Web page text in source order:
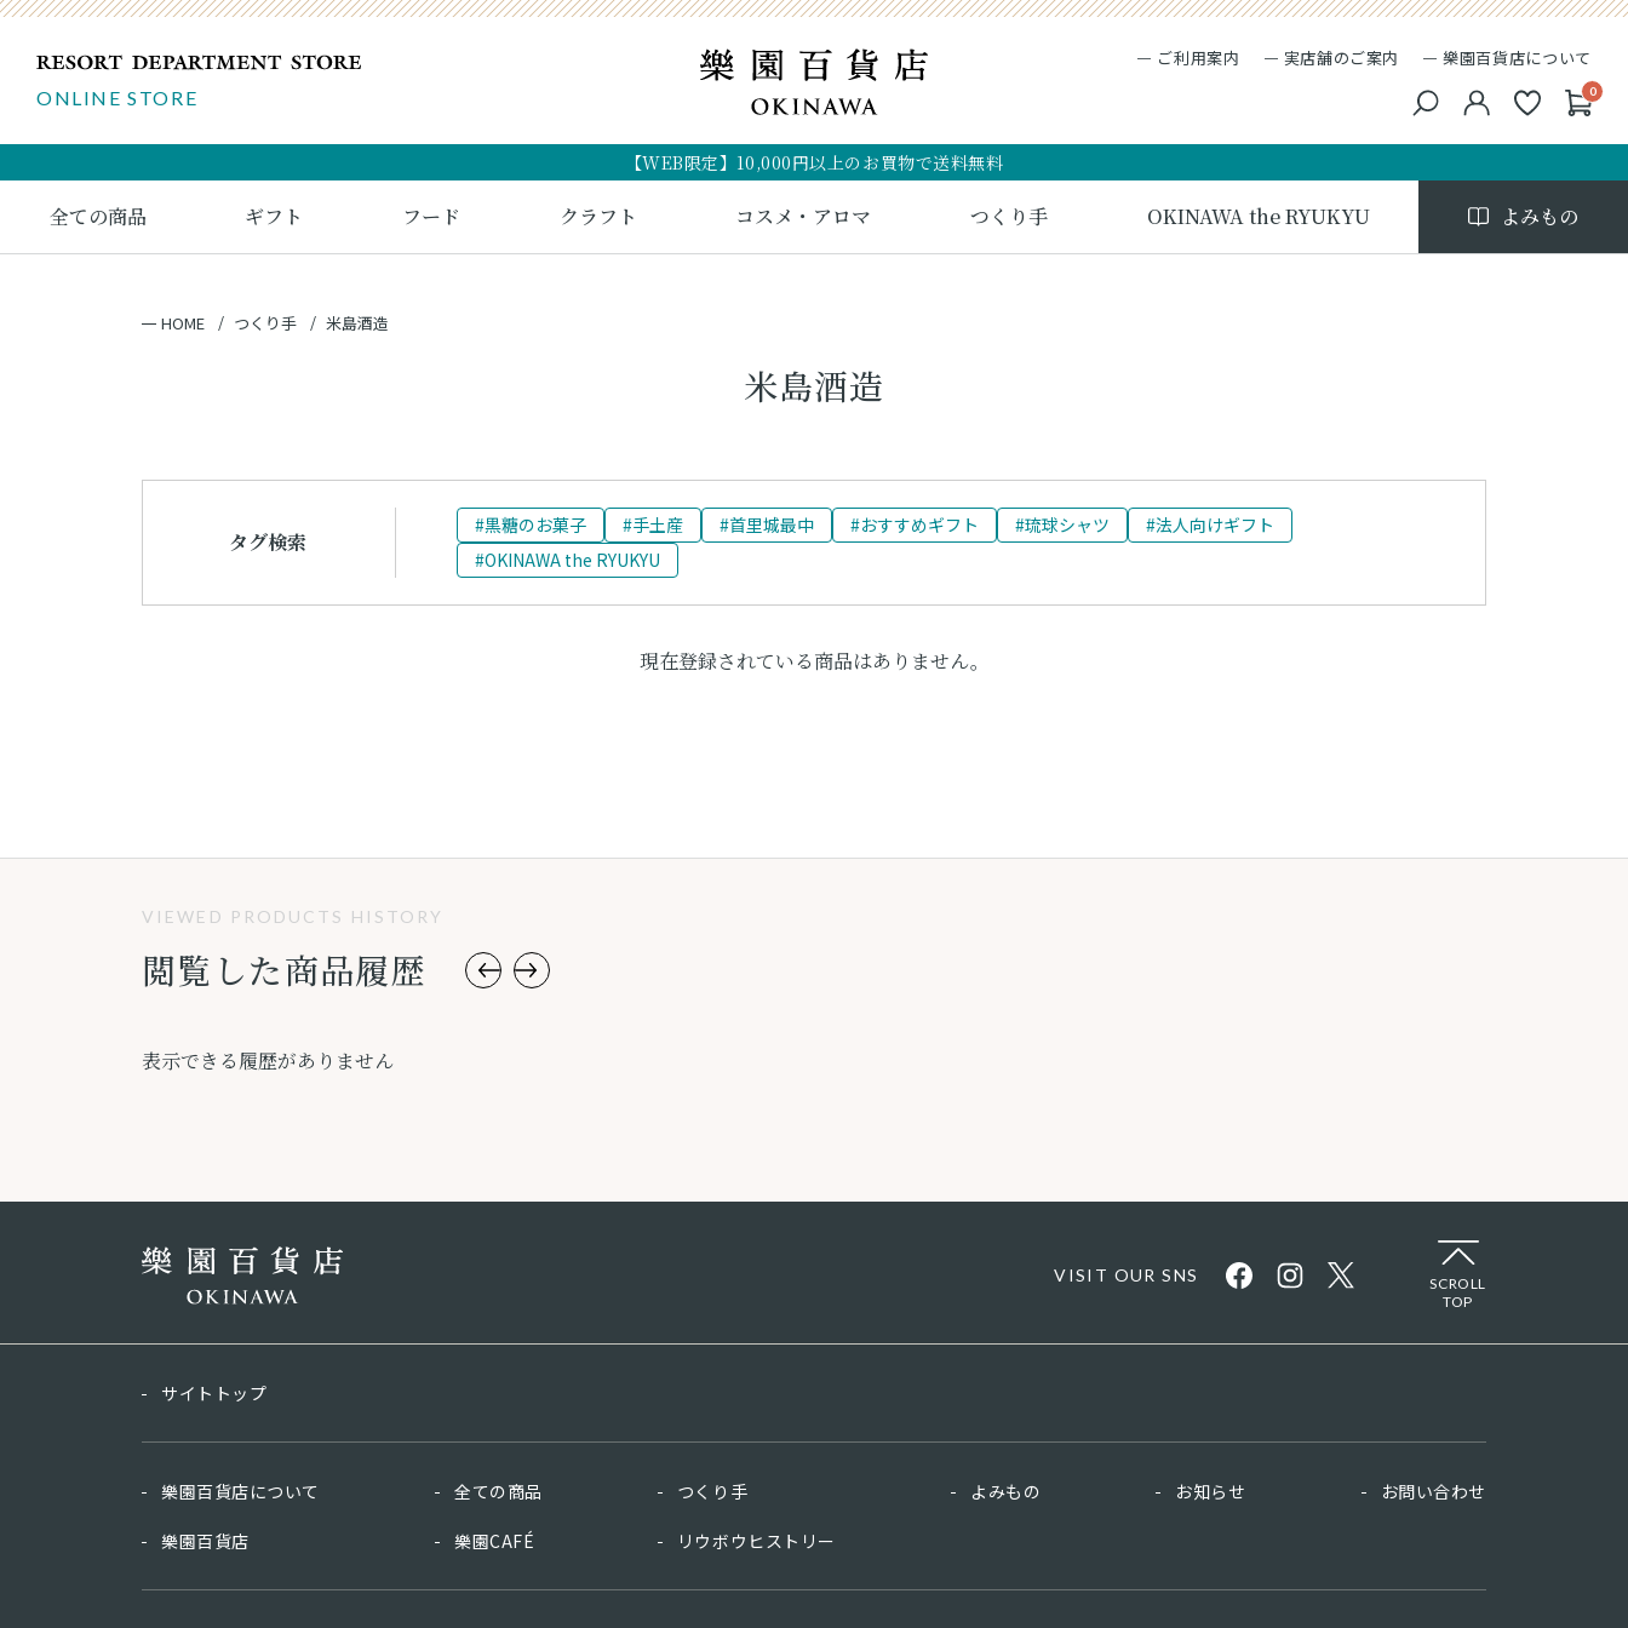
ONLINE STORE
ご利用案内 実店舗のご案内 樂園百貨店について
【WEB限定】10,000円以上のお買物で送料無料
0
全ての商品 ギフト フード クラフト コスメ・アロマ つくり手 OKINAWA the RYUKYU よみもの
HOME つくり手 米島酒造
米島酒造
タグ検索
#黒糖のお菓子 #手土産 #首里城最中 #おすすめギフト #琉球シャツ
#法人向けギフト
#OKINAWA the RYUKYU
現在登録されている商品はありません。
VIEWED PRODUCTS HISTORY
閲覧した商品履歴
表示できる履歴がありません
VISIT OUR SNS
SCROLL
TOP
サイトトップ
樂園百貨店について 全ての商品 つくり手 よみもの お知らせ お問い合わせ
樂園百貨店 樂園CAFÉ リウボウヒストリー